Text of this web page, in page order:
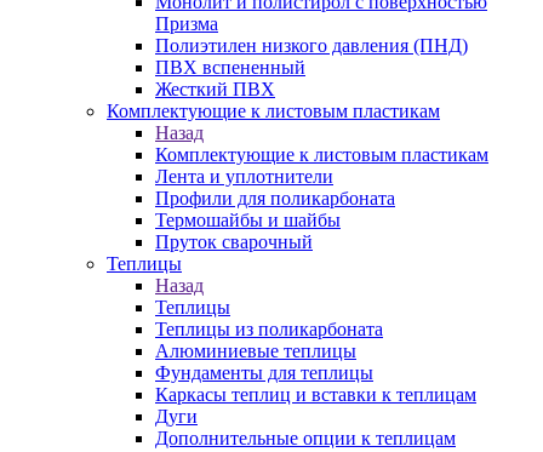
Призма
Полиэтилен низкого давления (ПНД)
ПВХ вспененный
Жесткий ПВХ
Комплектующие к листовым пластикам
Назад
Комплектующие к листовым пластикам
Лента и уплотнители
Профили для поликарбоната
Термошайбы и шайбы
Пруток сварочный
Теплицы
Назад
Теплицы
Теплицы из поликарбоната
Алюминиевые теплицы
Фундаменты для теплицы
Каркасы теплиц и вставки к теплицам
Дуги
Дополнительные опции к теплицам